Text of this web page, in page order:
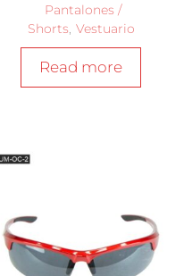
Pantalones /
Shorts Vestuario
Read more